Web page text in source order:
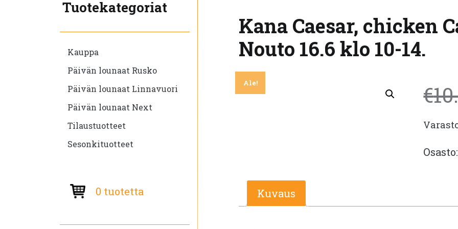
Tuotekategoriat
Kauppa
Päivän lounaat Rusko
Päivän lounaat Linnavuori
Päivän lounaat Next
Tilaustuotteet
Sesonkituotteet
0 tuotetta
Kana Caesar, chicken
Nouto 16.6 klo 10-14.
Ale! €
Osasto:
Kuvaus